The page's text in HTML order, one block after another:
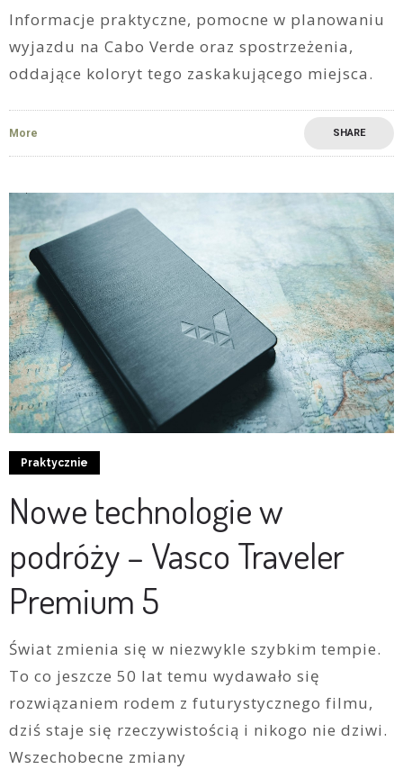
Informacje praktyczne, pomocne w planowaniu
wyjazdu na Cabo Verde oraz spostrzeżenia,
oddające koloryt tego zaskakującego miejsca.
More SHARE
Praktycznie
Nowe technologie w
podróży – Vasco Traveler
Premium 5
Świat zmienia się w niezwykle szybkim tempie.
To co jeszcze 50 lat temu wydawało się
rozwiązaniem rodem z futurystycznego filmu,
dziś staje się rzeczywistością i nikogo nie dziwi.
Wszechobecne zmiany